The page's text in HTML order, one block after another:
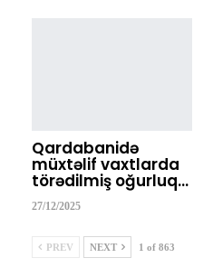
Qardabanidə
müxtəlif vaxtlarda
törədilmiş oğurluq…
27/12/2025
PREV NEXT 1 of 863